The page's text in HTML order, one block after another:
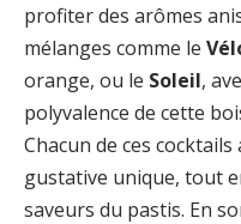
profiter des arômes
mélanges comme le
orange, ou le Soleil,
polyvalence de cette
Chacun de ces
gustative unique, tout
saveurs du pastis. En